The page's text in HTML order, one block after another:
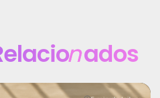
nados
treinar é um dos maiores